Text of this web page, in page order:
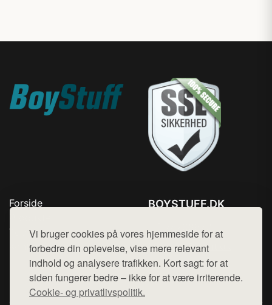
Vi bruger cookies på vores hjemmeside for at
forbedre din oplevelse, vise mere relevant
indhold og analysere trafikken. Kort sagt: for at
siden fungerer bedre – ikke for at være irriterende.
Cookie- og privatlivspolitik.
Forside
Top Rabatter
Kontakt
BOYSTUFF.DK
Mail: hej@want.dk
Cookie- og privatlivspolitik